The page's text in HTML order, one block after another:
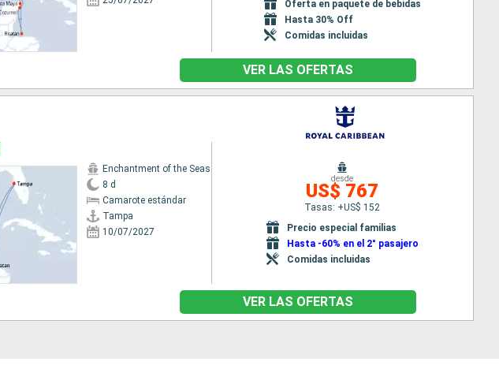
Oferta en paquete de bebidas
Hasta 30% Off
Comidas incluidas
VER LAS OFERTAS
Enchantment of the Seas
8 d
Camarote estándar
Tampa
10/07/2027
desde
US$ 767
Tasas: +US$ 152
Precio especial familias
Hasta -60% en el 2° pasajero
Comidas incluidas
VER LAS OFERTAS